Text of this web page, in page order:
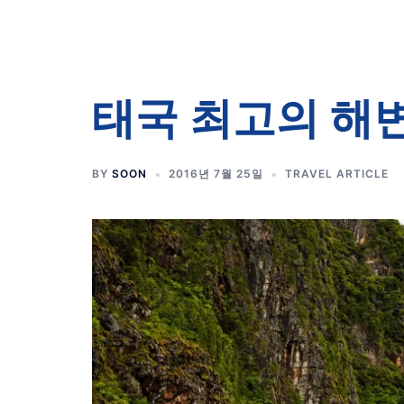
태국 최고의 해
BY SOON 2016년 7월 25일 TRAVEL ARTICLE